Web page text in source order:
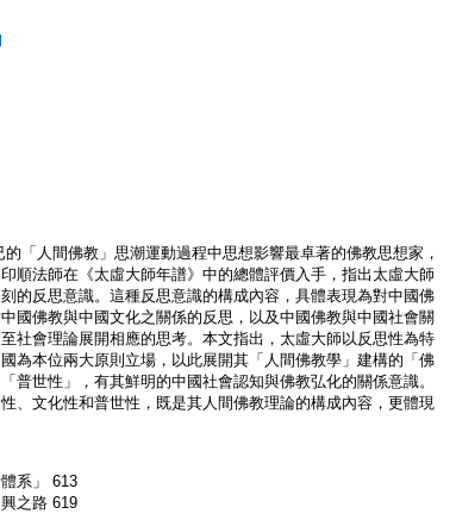
「人間佛教」思潮運動過程中思想影響最卓著的佛教思想家，
順法師在《太虛大師年譜》中的總體評價入手，指出太虛大師
的反思意識。這種反思意識的構成內容，具體表現為對中國佛
國佛教與中國文化之關係的反思，以及中國佛教與中國社會關
社會理論展開相應的思考。本文指出，太虛大師以反思性為特
為本位兩大原則立場，以此展開其「人間佛教學」建構的「佛
普世性」，有其鮮明的中國社會認知與佛教弘化的關係意識。
、文化性和普世性，既是其人間佛教理論的構成內容，更體現
系」 613
之路 619